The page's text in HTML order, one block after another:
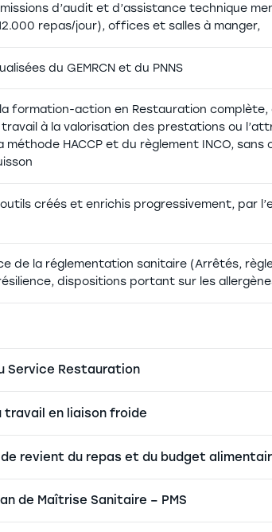
d’audit et d’assistance technique
repas/jour), offices et salles à manger,
du GEMRCN et du PNNS
formation-action en Restauration
travail à la valorisation des prestations ou
méthode HACCP et du règlement INCO,
créés et enrichis progressivement, par
de la réglementation sanitaire (Arrêtés,
dispositions portant sur les
Service Restauration
travail en liaison froide
revient du repas et du budget
de Maîtrise Sanitaire – PMS